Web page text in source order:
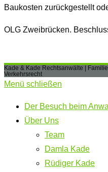
Baukosten zurückgestellt
OLG Zweibrücken.
Kade & Kade Rechtsanwälte |
Verkehrsrecht
Menü schließen
Der Besuch beim
Über Uns
Team
Damla Kade
Rüdiger Kade